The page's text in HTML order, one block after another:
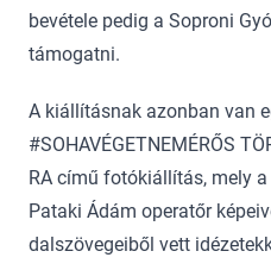
bevétele pedig a Soproni
támogatni.
A kiállításnak azonban van
#SOHAVÉGETNEMÉRŐS
RA című fotókiállítás, mely
Pataki Ádám operatőr
dalszövegeiből vett